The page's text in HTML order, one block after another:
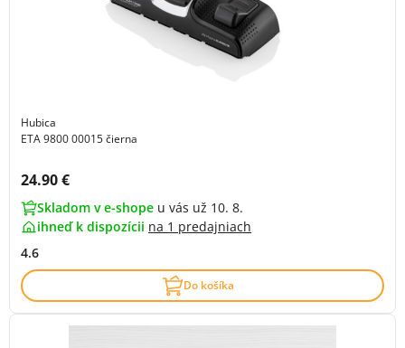
Hubica
ETA 9800 00015 čierna
Cena s DPH:
24.90 €
Skladom v e-shope u vás už 10. 8.
ihneď k dispozícii na 1 predajniach
4.6
Do košíka